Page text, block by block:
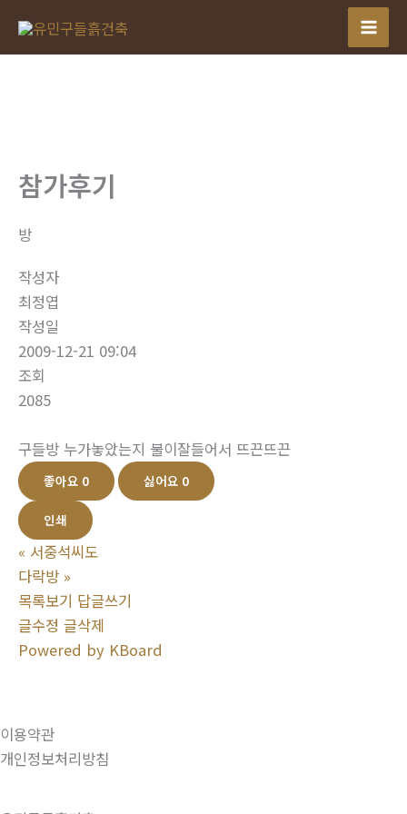
츠
참가후기
방
작성자
최정엽
작성일
2009-12-21 09:04
조회
2085
구들방 누가놓았는지 불이잘들어서 뜨끈뜨끈
좋아요 0 싫어요 0
인쇄
« 서중석씨도
다락방 »
목록보기 답글쓰기
글수정 글삭제
Powered by KBoard
이용약관
개인정보처리방침